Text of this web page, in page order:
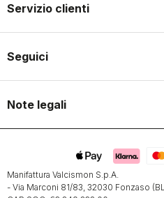
Servizio clienti
Seguici
Note legali
Manifattura Valcismon S.p.A.
- Via Marconi 81/83, 32030 Fonzaso